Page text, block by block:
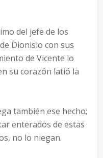
del jefe de los
Dionisio con sus
de Vicente lo
su corazón latió la
también ese hecho;
enterados de estas
no lo niegan.